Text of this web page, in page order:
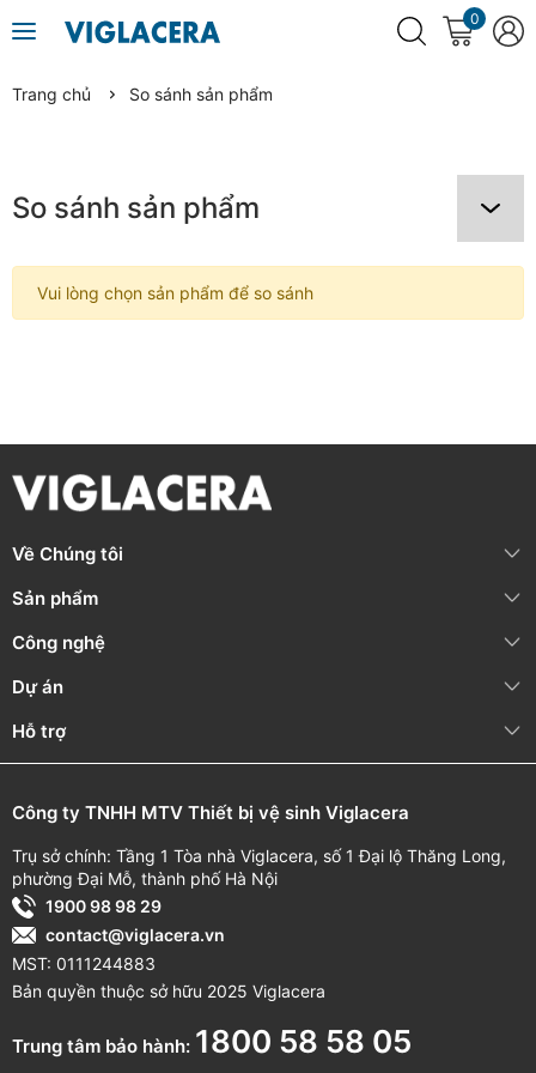
0
Trang chủ So sánh sản phẩm
So sánh sản phẩm
Vui lòng chọn sản phẩm để so sánh
Về Chúng tôi
Sản phẩm
Công nghệ
Dự án
Hỗ trợ
Công ty TNHH MTV Thiết bị vệ sinh Viglacera
Trụ sở chính: Tầng 1 Tòa nhà Viglacera, số 1 Đại lộ Thăng Long,
phường Đại Mỗ, thành phố Hà Nội
1900 98 98 29
contact@viglacera.vn
MST: 0111244883
Bản quyền thuộc sở hữu 2025 Viglacera
Trung tâm bảo hành: 1800 58 58 05